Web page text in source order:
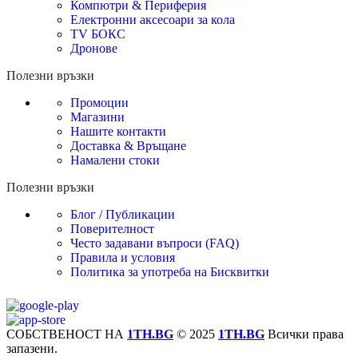
Компютри & Периферия
Електронни аксесоари за кола
TV БОКС
Дронове
Полезни връзки
Промоции
Магазини
Нашите контакти
Доставка & Връщане
Намалени стоки
Полезни връзки
Блог / Публикации
Поверителност
Често задавани въпроси (FAQ)
Правила и условия
Политика за употреба на Бисквитки
СОБСТВЕНОСТ НА 1TH.BG © 2025 1TH.BG Всички права
запазени.